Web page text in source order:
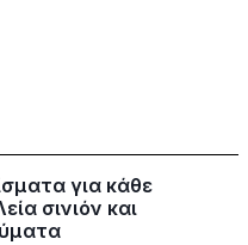
για κάθε
σινιόν και